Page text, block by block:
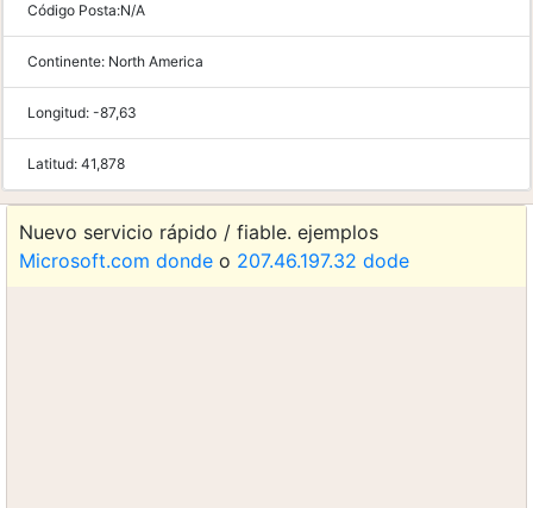
Código Posta:N/A
Continente: North America
Longitud: -87,63
Latitud: 41,878
Nuevo servicio rápido / fiable. ejemplos
Microsoft.com donde o 207.46.197.32 dode